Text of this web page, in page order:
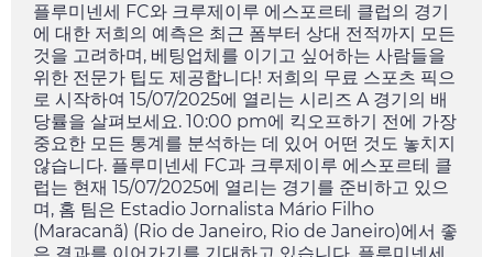
플루미넨세 FC와 크루제이루 에스포르테 클럽의 경기
에 대한 저희의 예측은 최근 폼부터 상대 전적까지 모든
것을 고려하며, 베팅업체를 이기고 싶어하는 사람들을
위한 전문가 팁도 제공합니다! 저희의 무료 스포츠 픽으
로 시작하여 15/07/2025에 열리는 시리즈 A 경기의 배
당률을 살펴보세요. 10:00 pm에 킥오프하기 전에 가장
중요한 모든 통계를 분석하는 데 있어 어떤 것도 놓치지
않습니다. 플루미넨세 FC과 크루제이루 에스포르테 클
럽는 현재 15/07/2025에 열리는 경기를 준비하고 있으
며, 홈 팀은 Estadio Jornalista Mário Filho
(Maracanã) (Rio de Janeiro, Rio de Janeiro)에서 좋